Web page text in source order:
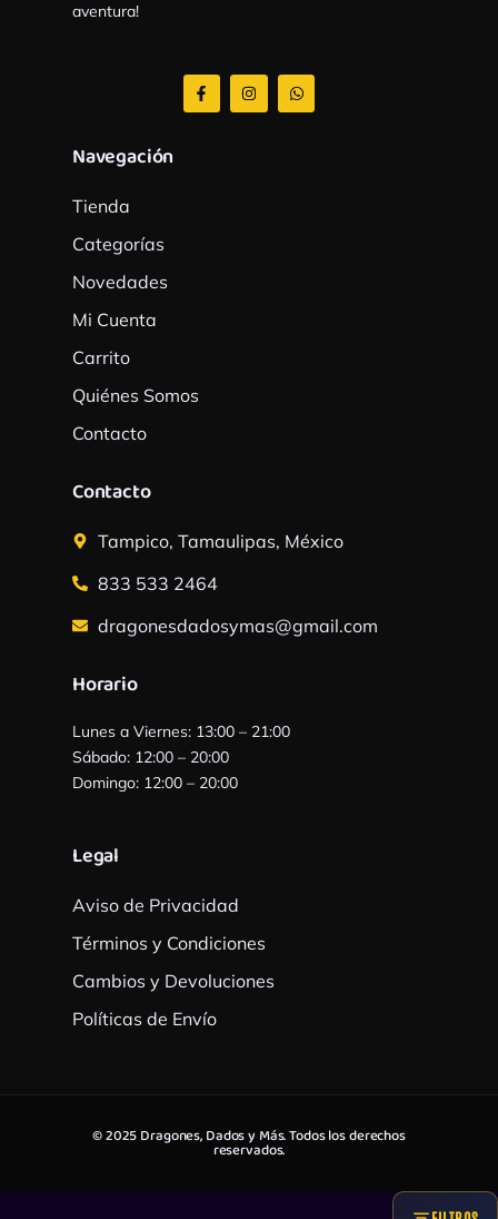
aventura!
F
a
c
I
n
s
W
h
a
Navegación
Tienda
Categorías
Novedades
Mi Cuenta
Carrito
Quiénes Somos
Contacto
Contacto
Tampico, Tamaulipas, México
833 533 2464
dragonesdadosymas@gmail.com
Horario
Lunes a Viernes: 13:00 – 21:00
Sábado: 12:00 – 20:00
Domingo: 12:00 – 20:00
Legal
Aviso de Privacidad
Términos y Condiciones
Cambios y Devoluciones
Políticas de Envío
© 2025 Dragones, Dados y Más. Todos los derechos
reservados.